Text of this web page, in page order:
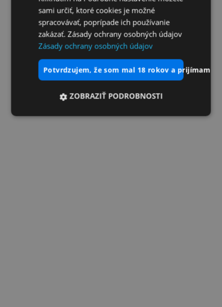
sami určiť, ktoré cookies je možné
spracovávať, poprípade ich používanie
zakázať. Zásady ochrany osobných údajov
Zásady ochrany osobných údajov
potvrdzujem, že som mal 18 rokov a prijímam
ZOBRAZIŤ PODROBNOSTI